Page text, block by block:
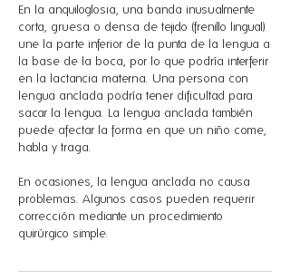
En la anquiloglosia, una banda inusualmente
corta, gruesa o densa de tejido (frenillo lingual)
une la parte inferior de la punta de la lengua a
la base de la boca, por lo que podría interferir
en la lactancia materna. Una persona con
lengua anclada podría tener dificultad para
sacar la lengua. La lengua anclada también
puede afectar la forma en que un niño come,
habla y traga.
En ocasiones, la lengua anclada no causa
problemas. Algunos casos pueden requerir
corrección mediante un procedimiento
quirúrgico simple.